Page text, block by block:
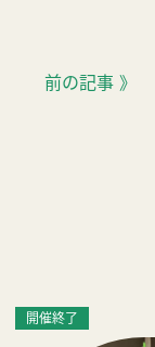
前の記事 》
開催終了